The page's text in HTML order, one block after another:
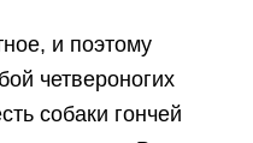
и поэтому
четвероногих
собаки гончей